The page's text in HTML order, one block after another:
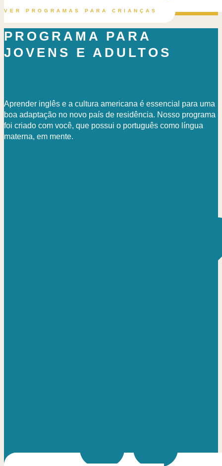
VER PROGRAMAS PARA CRIANÇAS
PROGRAMA PARA
JOVENS E ADULTOS
Aprender inglês e a cultura americana é essencial para uma
boa adaptação no novo país de residência. Nosso programa
foi criado com você, que possui o português como língua
materna, em mente.